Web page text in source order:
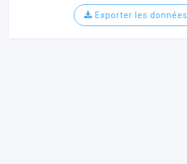
Exporter les données